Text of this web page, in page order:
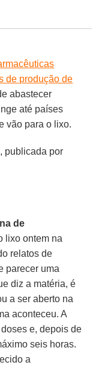
de produção de
abastecer
até países
vão para o lixo.
, publicada por
de
lixo ontem na
relatos de
parecer uma
diz a matéria, é
a ser aberto na
aconteceu. A
e, depois de
seis horas.
a